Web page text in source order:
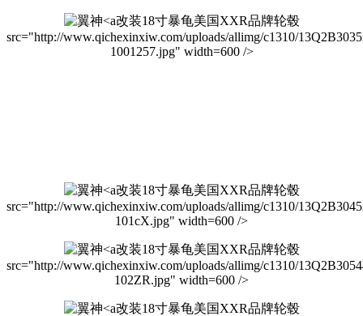
改装18寸暴龟美国XXR品牌轮毂
src="http://www.qichexinxiw.com/uploads/allimg/c1310/
1001257.jpg" width=600 />
改装18寸暴龟美国XXR品牌轮毂
src="http://www.qichexinxiw.com/uploads/allimg/c1310/
101cX.jpg" width=600 />
改装18寸暴龟美国XXR品牌轮毂
src="http://www.qichexinxiw.com/uploads/allimg/c1310/
102ZR.jpg" width=600 />
改装18寸暴龟美国XXR品牌轮毂